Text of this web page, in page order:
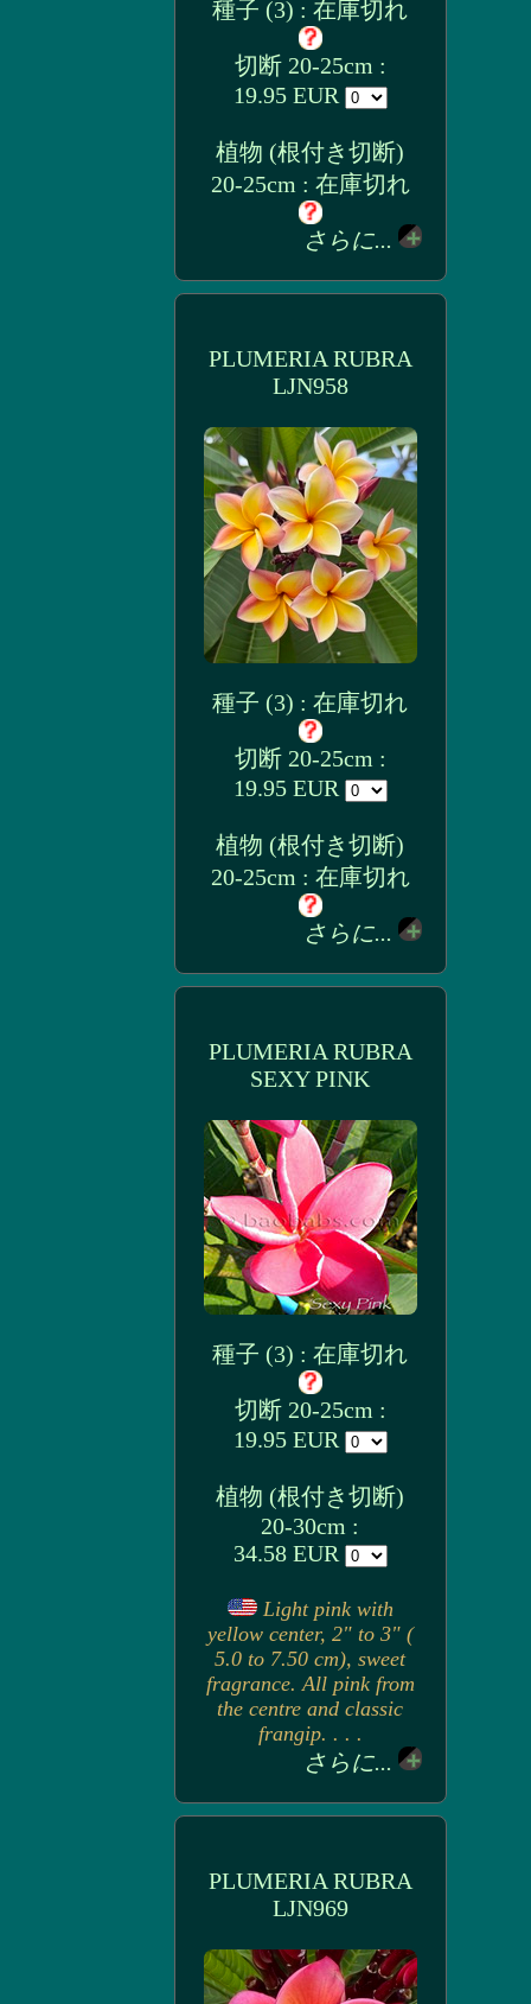
種子 (3) : 在庫切れ
切断 20-25cm :
19.95 EUR
植物 (根付き切断)
20-25cm : 在庫切れ
さらに...
PLUMERIA RUBRA
LJN958
種子 (3) : 在庫切れ
切断 20-25cm :
19.95 EUR
植物 (根付き切断)
20-25cm : 在庫切れ
さらに...
PLUMERIA RUBRA
SEXY PINK
種子 (3) : 在庫切れ
切断 20-25cm :
19.95 EUR
植物 (根付き切断)
20-30cm :
34.58 EUR
Light pink with
yellow center, 2" to 3" (
5.0 to 7.50 cm), sweet
fragrance. All pink from
the centre and classic
frangip. . . .
さらに...
PLUMERIA RUBRA
LJN969